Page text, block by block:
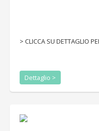
> CLICCA SU DETTAGLIO
Dettaglio >